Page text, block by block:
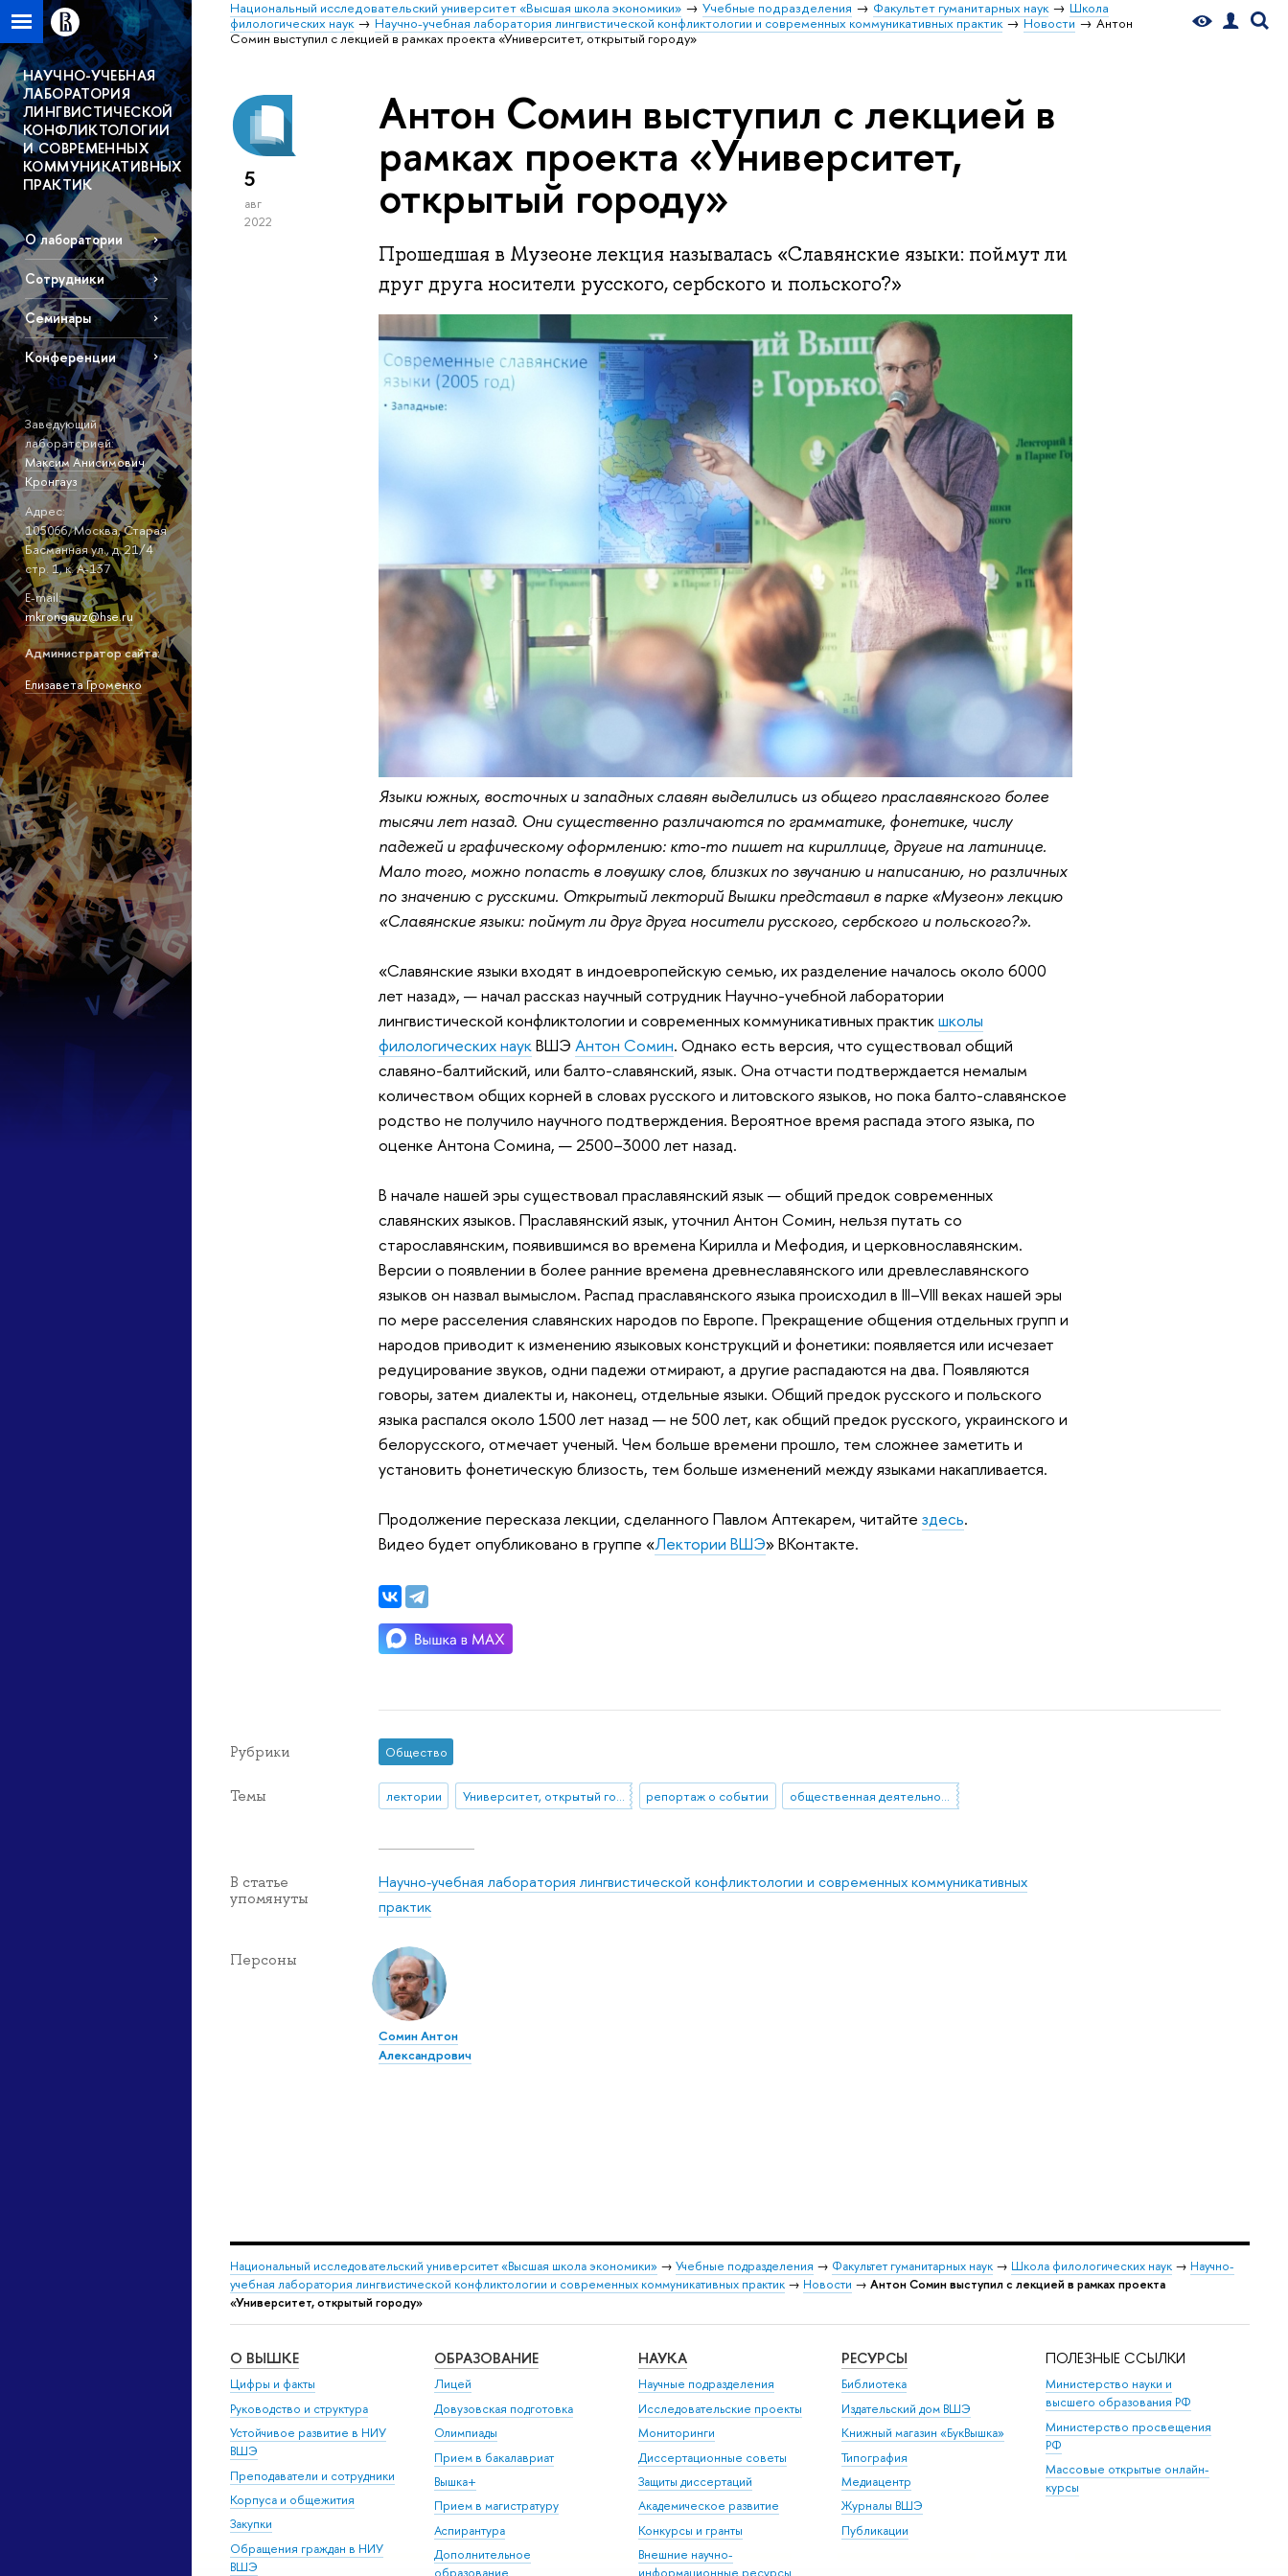
Национальный исследовательский университет «Высшая школа экономики» Учебные подразделения Факультет гуманитарных наук
Школа
филологических наук
Научно-учебная лаборатория лингвистической конфликтологии и современных коммуникативных практик Новости
Антон
Сомин выступил с лекцией в рамках проекта «Университет, открытый городу»
НАУЧНО-УЧЕБНАЯ
ЛАБОРАТОРИЯ
ЛИНГВИСТИЧЕСКОЙ
КОНФЛИКТОЛОГИИ
И СОВРЕМЕННЫХ
КОММУНИКАТИВНЫХ
ПРАКТИК
О лаборатории
Сотрудники
Семинары
Конференции
Заведующий
лабораторией:
Максим Анисимович
Кронгауз
Адрес:
105066, Москва, Старая
Басманная ул., д. 21/4
стр. 1, к. А-137
E-mail:
mkrongauz@hse.ru
Администратор сайта:
Елизавета Громенко
5
авг
2022
Антон Сомин выступил с лекцией в
рамках проекта «Университет,
открытый городу»
Прошедшая в Музеоне лекция называлась «Славянские языки: поймут ли
друг друга носители русского, сербского и польского?»
Языки южных, восточных и западных славян выделились из общего праславянского более
тысячи лет назад. Они существенно различаются по грамматике, фонетике, числу
падежей и графическому оформлению: кто-то пишет на кириллице, другие на латинице.
Мало того, можно попасть в ловушку слов, близких по звучанию и написанию, но различных
по значению с русскими. Открытый лекторий Вышки представил в парке «Музеон» лекцию
«Славянские языки: поймут ли друг друга носители русского, сербского и польского?».
«Славянские языки входят в индоевропейскую семью, их разделение началось около 6000
лет назад», — начал рассказ научный сотрудник Научно-учебной лаборатории
лингвистической конфликтологии и современных коммуникативных практикшколы
филологических наукВШЭАнтон Сомин. Однако есть версия, что существовал общий
славяно-балтийский, или балто-славянский, язык. Она отчасти подтверждается немалым
количеством общих корней в словах русского и литовского языков, но пока балто-славянское
родство не получило научного подтверждения. Вероятное время распада этого языка, по
оценке Антона Сомина, — 2500–3000 лет назад.
В начале нашей эры существовал праславянский язык — общий предок современных
славянских языков. Праславянский язык, уточнил Антон Сомин, нельзя путать со
старославянским, появившимся во времена Кирилла и Мефодия, и церковнославянским.
Версии о появлении в более ранние времена древнеславянского или древлеславянского
языков он назвал вымыслом. Распад праславянского языка происходил в III–VIII веках нашей эры
по мере расселения славянских народов по Европе. Прекращение общения отдельных групп и
народов приводит к изменению языковых конструкций и фонетики: появляется или исчезает
редуцирование звуков, одни падежи отмирают, а другие распадаются на два. Появляются
говоры, затем диалекты и, наконец, отдельные языки. Общий предок русского и польского
языка распался около 1500 лет назад — не 500 лет, как общий предок русского, украинского и
белорусского, отмечает ученый. Чем больше времени прошло, тем сложнее заметить и
установить фонетическую близость, тем больше изменений между языками накапливается.
Продолжение пересказа лекции, сделанного Павлом Аптекарем, читайтездесь.
Видео будет опубликовано в группе «Лектории ВШЭ» ВКонтакте.
Рубрики Общество
Темы лектории Университет, открытый городу репортаж о событии общественная деятельность
В статье
упомянуты
Научно-учебная лаборатория лингвистической конфликтологии и современных коммуникативных
практик
Персоны
Сомин Антон
Александрович
Национальный исследовательский университет «Высшая школа экономики» → Учебные подразделения → Факультет гуманитарных наук → Школа филологических наук → Научно-
учебная лаборатория лингвистической конфликтологии и современных коммуникативных практик → Новости → Антон Сомин выступил с лекцией в рамках проекта
«Университет, открытый городу»
О ВЫШКЕ
Цифры и факты
Руководство и структура
Устойчивое развитие в НИУ
ВШЭ
Преподаватели и сотрудники
Корпуса и общежития
Закупки
Обращения граждан в НИУ
ВШЭ
ОБРАЗОВАНИЕ
Лицей
Довузовская подготовка
Олимпиады
Прием в бакалавриат
Вышка+
Прием в магистратуру
Аспирантура
Дополнительное
образование
НАУКА
Научные подразделения
Исследовательские проекты
Мониторинги
Диссертационные советы
Защиты диссертаций
Академическое развитие
Конкурсы и гранты
Внешние научно-
информационные ресурсы
РЕСУРСЫ
Библиотека
Издательский дом ВШЭ
Книжный магазин «БукВышка»
Типография
Медиацентр
Журналы ВШЭ
Публикации
ПОЛЕЗНЫЕ ССЫЛКИ
Министерство науки и
высшего образования РФ
Министерство просвещения
РФ
Массовые открытые онлайн-
курсы